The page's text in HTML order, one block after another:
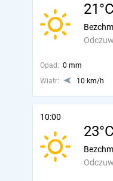
21°C
Opad: 0 mm
Wiatr:
10 km/h
10:00
23°C